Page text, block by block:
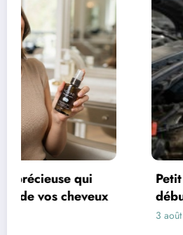
Petit guide illustré de
débutants